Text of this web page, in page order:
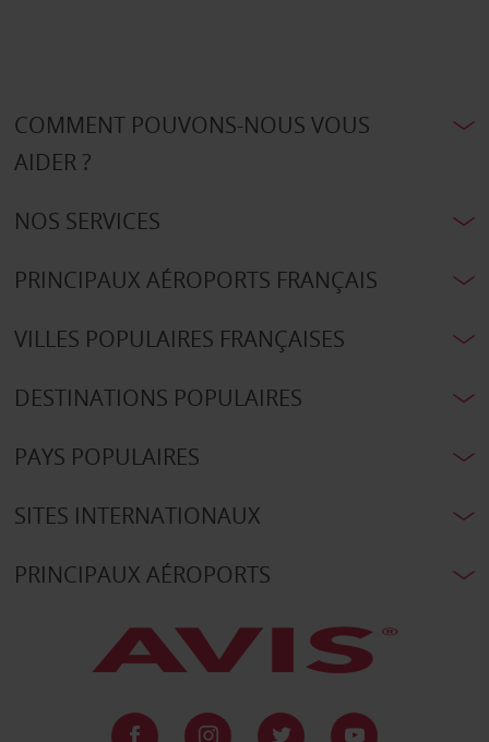
COMMENT POUVONS-NOUS VOUS
AIDER ?
NOS SERVICES
PRINCIPAUX AÉROPORTS FRANÇAIS
VILLES POPULAIRES FRANÇAISES
DESTINATIONS POPULAIRES
PAYS POPULAIRES
SITES INTERNATIONAUX
PRINCIPAUX AÉROPORTS